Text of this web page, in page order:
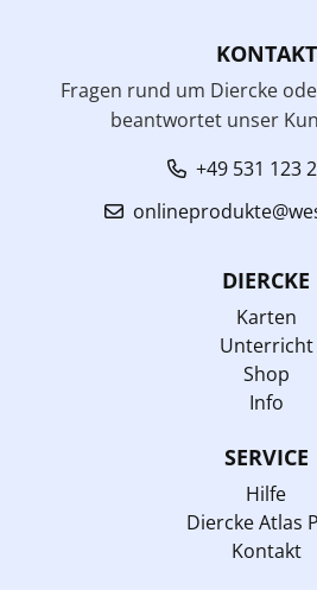
KONTAKT
Fragen rund um Diercke
beantwortet unser
+49 531 123
DIERCKE
Karten
Unterricht
Shop
Info
SERVICE
Hilfe
Diercke Atlas
Kontakt